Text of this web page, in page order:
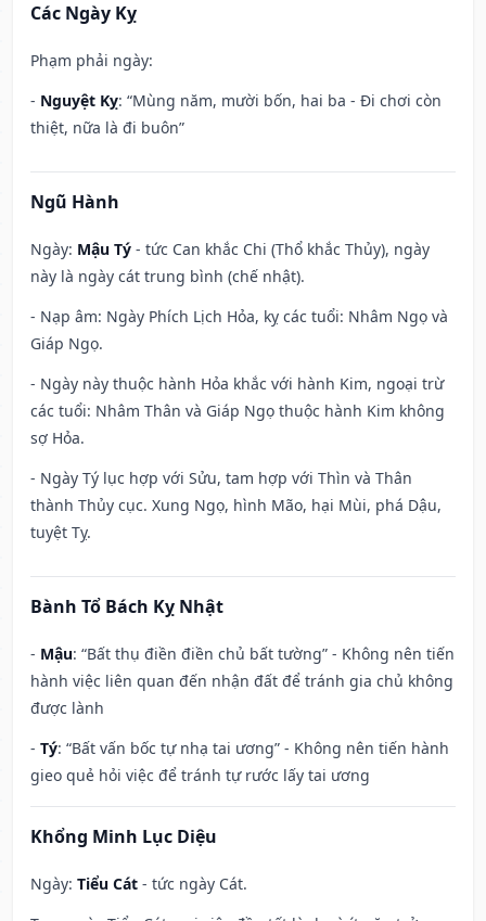
Các Ngày Kỵ
Phạm phải ngày:
- Nguyệt Kỵ: “Mùng năm, mười bốn, hai ba - Đi chơi còn
thiệt, nữa là đi buôn”
Ngũ Hành
Ngày: Mậu Tý - tức Can khắc Chi (Thổ khắc Thủy), ngày
này là ngày cát trung bình (chế nhật).
- Nạp âm: Ngày Phích Lịch Hỏa, kỵ các tuổi: Nhâm Ngọ và
Giáp Ngọ.
- Ngày này thuộc hành Hỏa khắc với hành Kim, ngoại trừ
các tuổi: Nhâm Thân và Giáp Ngọ thuộc hành Kim không
sợ Hỏa.
- Ngày Tý lục hợp với Sửu, tam hợp với Thìn và Thân
thành Thủy cục. Xung Ngọ, hình Mão, hại Mùi, phá Dậu,
tuyệt Tỵ.
Bành Tổ Bách Kỵ Nhật
- Mậu: “Bất thụ điền điền chủ bất tường” - Không nên tiến
hành việc liên quan đến nhận đất để tránh gia chủ không
được lành
- Tý: “Bất vấn bốc tự nhạ tai ương” - Không nên tiến hành
gieo quẻ hỏi việc để tránh tự rước lấy tai ương
Khổng Minh Lục Diệu
Ngày: Tiểu Cát - tức ngày Cát.